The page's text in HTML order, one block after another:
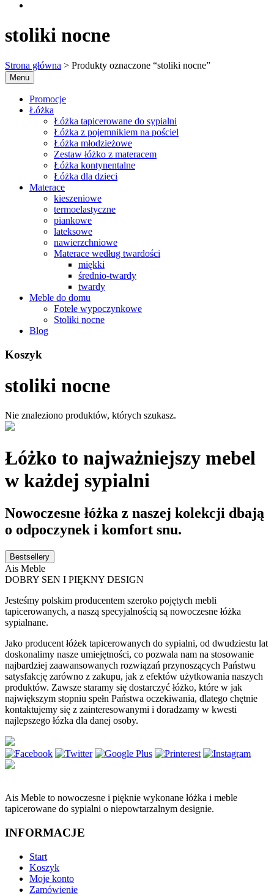
stoliki nocne
Strona główna > Produkty oznaczone “stoliki nocne”
Menu
Promocje
Łóżka
Łóżka tapicerowane do sypialni
Łóżka z pojemnikiem na pościel
Łóżka młodzieżowe
Zestaw łóżko z materacem
Łóżka kontynentalne
Łóżka dla dzieci
Materace
kieszeniowe
termoelastyczne
piankowe
lateksowe
nawierzchniowe
Materace według twardości
miękki
średnio-twardy
twardy
Meble do domu
Fotele wypoczynkowe
Stoliki nocne
Blog
Koszyk
stoliki nocne
Nie znaleziono produktów, których szukasz.
Łóżko to najważniejszy mebel
w każdej sypialni
Nowoczesne łóżka z naszej kolekcji dbają
o odpoczynek i komfort snu.
Bestsellery
Ais Meble
DOBRY SEN I PIĘKNY DESIGN
Jesteśmy polskim producentem szeroko pojętych mebli
tapicerowanych, a naszą specyjalnością są nowoczesne łóżka
sypialnane.
Jako producent łóżek tapicerowanych do sypialni, od dwudziestu lat
doskonalimy nasze umiejętności, co pozwala nam na stosowanie
najbardziej zaawansowanych rozwiązań przynoszących Państwu
satysfakcję zarówno z zakupu, jak z efektów użytkowania naszych
produktów. Zawsze staramy się dostarczyć łóżko, które w jak
największym stopniu spełn Państwa oczekiwania, dlatego chętnie
kontaktujemy się z zainteresowanymi i doradzamy w kwesti
najlepszego łózka dla danej osoby.
Ais Meble to nowoczesne i pięknie wykonane łóżka i meble
tapicerowane do sypialni o niepowtarzalnym designie.
INFORMACJE
Start
Koszyk
Moje konto
Zamówienie